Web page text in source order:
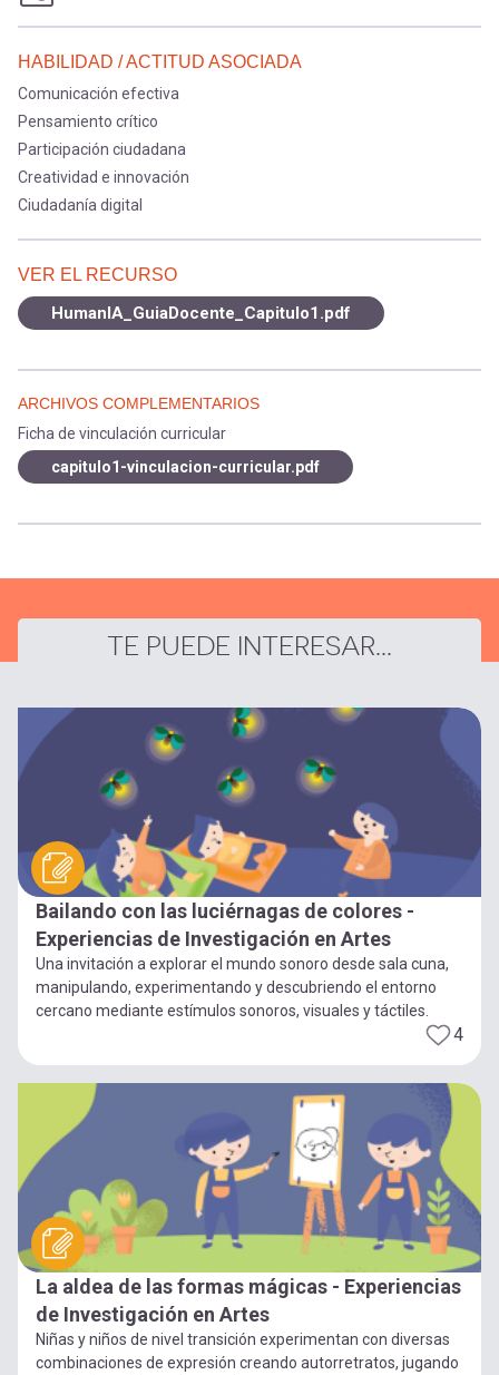
HABILIDAD / ACTITUD ASOCIADA
Comunicación efectiva
Pensamiento crítico
Participación ciudadana
Creatividad e innovación
Ciudadanía digital
VER EL RECURSO
HumanIA_GuiaDocente_Capitulo1.pdf
ARCHIVOS COMPLEMENTARIOS
Ficha de vinculación curricular
capitulo1-vinculacion-curricular.pdf
TE PUEDE INTERESAR...
Bailando con las luciérnagas de colores -
Experiencias de Investigación en Artes
Una invitación a explorar el mundo sonoro desde sala cuna,
manipulando, experimentando y descubriendo el entorno
cercano mediante estímulos sonoros, visuales y táctiles.
4
La aldea de las formas mágicas - Experiencias
de Investigación en Artes
Niñas y niños de nivel transición experimentan con diversas
combinaciones de expresión creando autorretratos, jugando